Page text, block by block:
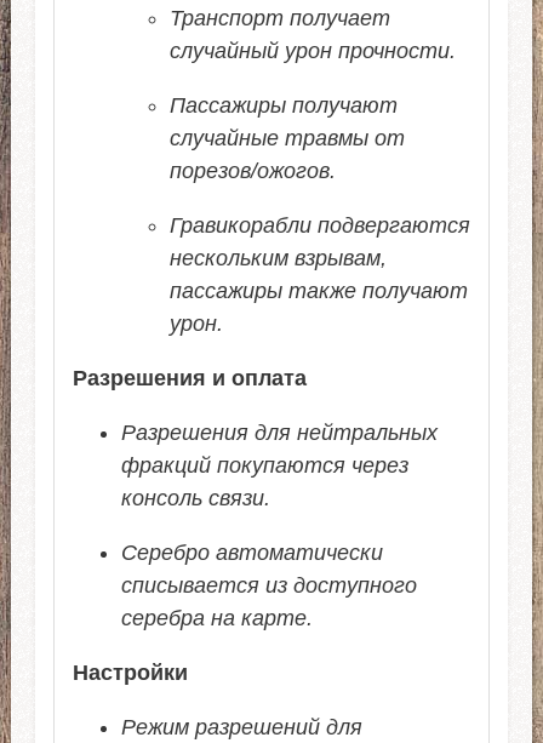
Транспорт получает
случайный урон прочности.
Пассажиры получают
случайные травмы от
порезов/ожогов.
Гравикорабли подвергаются
нескольким взрывам,
пассажиры также получают
урон.
Разрешения и оплата
Разрешения для нейтральных
фракций покупаются через
консоль связи.
Серебро автоматически
списывается из доступного
серебра на карте.
Настройки
Режим разрешений для